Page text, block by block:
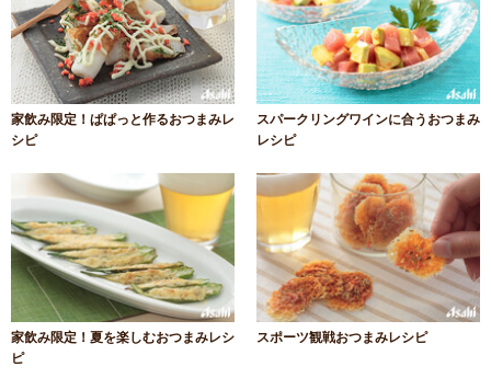
家飲み限定！ぱぱっと作るおつまみレ
シピ
スパークリングワインに合うおつまみ
レシピ
家飲み限定！夏を楽しむおつまみレシ
ピ
スポーツ観戦おつまみレシピ